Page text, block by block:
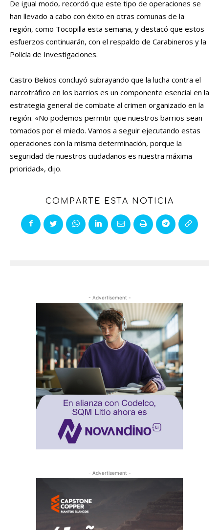
De igual modo, recordó que este tipo de operaciones se
han llevado a cabo con éxito en otras comunas de la
región, como Tocopilla esta semana, y destacó que estos
esfuerzos continuarán, con el respaldo de Carabineros y la
Policía de Investigaciones.
Castro Bekios concluyó subrayando que la lucha contra el
narcotráfico en los barrios es un componente esencial en la
estrategia general de combate al crimen organizado en la
región. «No podemos permitir que nuestros barrios sean
tomados por el miedo. Vamos a seguir ejecutando estas
operaciones con la misma determinación, porque la
seguridad de nuestros ciudadanos es nuestra máxima
prioridad», dijo.
COMPARTE ESTA NOTICIA
- Advertisement -
- Advertisement -